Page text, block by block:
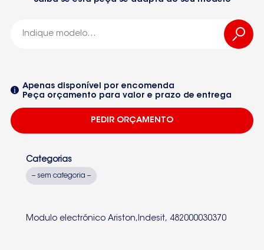
Seleccione um dos equipamentos da lista
Apenas disponível por encomenda
Peça orçamento para valor e prazo de entrega
PEDIR ORÇAMENTO
Categorias
-- sem categoria --
Modulo electrónico Ariston,Indesit, 482000030370